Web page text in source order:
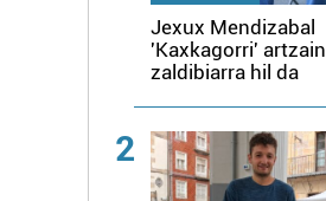
Jexux Mendizabal
'Kaxkagorri' artzain
zaldibiarra hil da
2